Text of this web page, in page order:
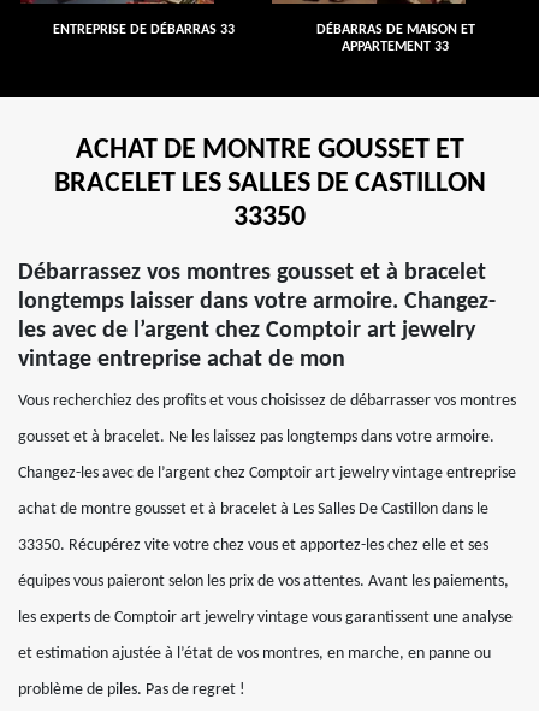
ENTREPRISE DE DÉBARRAS 33
DÉBARRAS DE MAISON ET
APPARTEMENT 33
ACHAT DE MONTRE GOUSSET ET
BRACELET LES SALLES DE CASTILLON
33350
Débarrassez vos montres gousset et à bracelet
longtemps laisser dans votre armoire. Changez-
les avec de l’argent chez Comptoir art jewelry
vintage entreprise achat de mon
Vous recherchiez des profits et vous choisissez de débarrasser vos montres
gousset et à bracelet. Ne les laissez pas longtemps dans votre armoire.
Changez-les avec de l’argent chez Comptoir art jewelry vintage entreprise
achat de montre gousset et à bracelet à Les Salles De Castillon dans le
33350. Récupérez vite votre chez vous et apportez-les chez elle et ses
équipes vous paieront selon les prix de vos attentes. Avant les paiements,
les experts de Comptoir art jewelry vintage vous garantissent une analyse
et estimation ajustée à l’état de vos montres, en marche, en panne ou
problème de piles. Pas de regret !